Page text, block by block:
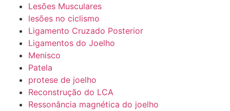
Lesões Musculares
lesões no ciclismo
Ligamento Cruzado Posterior
Ligamentos do Joelho
Menisco
Patela
protese de joelho
Reconstrução do LCA
Ressonância magnética do joelho